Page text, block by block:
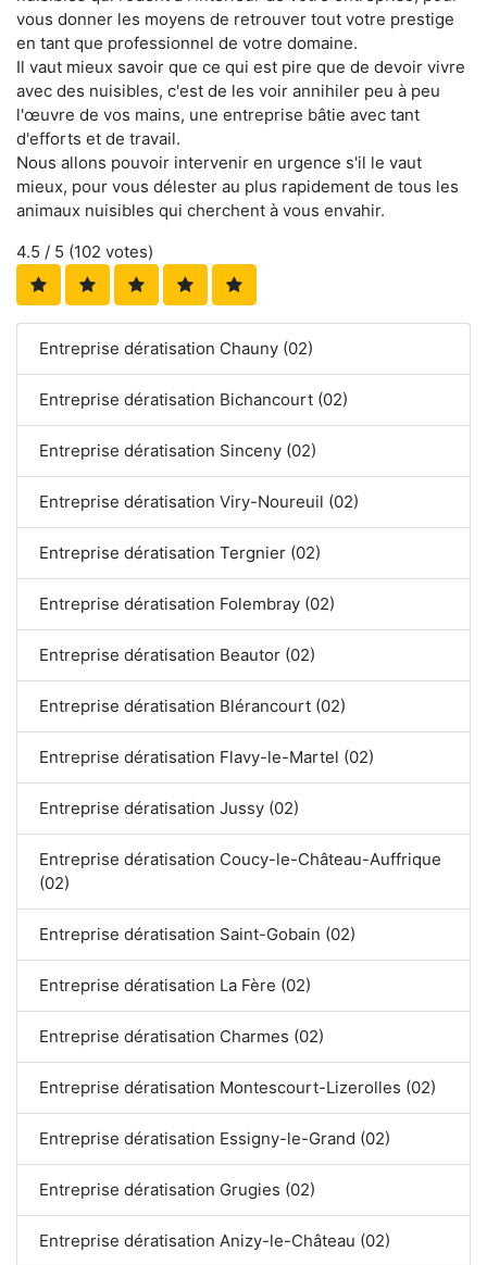
vous donner les moyens de retrouver tout votre prestige
en tant que professionnel de votre domaine.
Il vaut mieux savoir que ce qui est pire que de devoir vivre
avec des nuisibles, c'est de les voir annihiler peu à peu
l'œuvre de vos mains, une entreprise bâtie avec tant
d'efforts et de travail.
Nous allons pouvoir intervenir en urgence s'il le vaut
mieux, pour vous délester au plus rapidement de tous les
animaux nuisibles qui cherchent à vous envahir.
4.5 / 5 (102 votes)
Entreprise dératisation Chauny (02)
Entreprise dératisation Bichancourt (02)
Entreprise dératisation Sinceny (02)
Entreprise dératisation Viry-Noureuil (02)
Entreprise dératisation Tergnier (02)
Entreprise dératisation Folembray (02)
Entreprise dératisation Beautor (02)
Entreprise dératisation Blérancourt (02)
Entreprise dératisation Flavy-le-Martel (02)
Entreprise dératisation Jussy (02)
Entreprise dératisation Coucy-le-Château-Auffrique
(02)
Entreprise dératisation Saint-Gobain (02)
Entreprise dératisation La Fère (02)
Entreprise dératisation Charmes (02)
Entreprise dératisation Montescourt-Lizerolles (02)
Entreprise dératisation Essigny-le-Grand (02)
Entreprise dératisation Grugies (02)
Entreprise dératisation Anizy-le-Château (02)